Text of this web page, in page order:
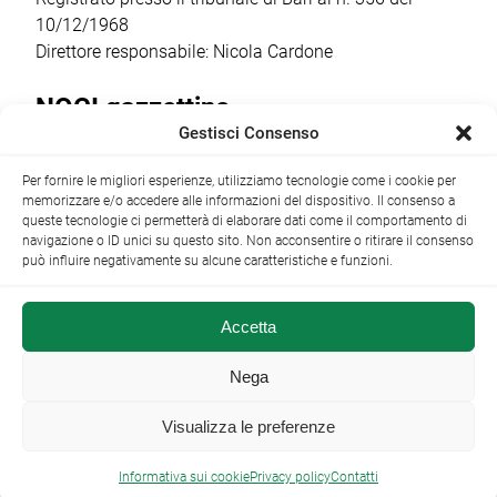
10/12/1968
Direttore responsabile: Nicola Cardone
NOCI gazzettino
+39 080 4979274|info@nocigazzettino.it Contatti|
Archivio
NOCI gazzettino.it ©2014 •
Gestisci Consenso
Per fornire le migliori esperienze, utilizziamo tecnologie come i cookie per
memorizzare e/o accedere alle informazioni del dispositivo. Il consenso a
queste tecnologie ci permetterà di elaborare dati come il comportamento di
navigazione o ID unici su questo sito. Non acconsentire o ritirare il consenso
può influire negativamente su alcune caratteristiche e funzioni.
Accetta
Nega
Visualizza le preferenze
Informativa sui cookiePrivacy policyContatti